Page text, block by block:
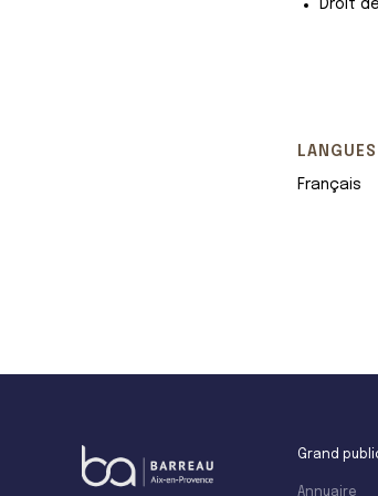
Droit
LANGUES
Français
Grand
Annuaire